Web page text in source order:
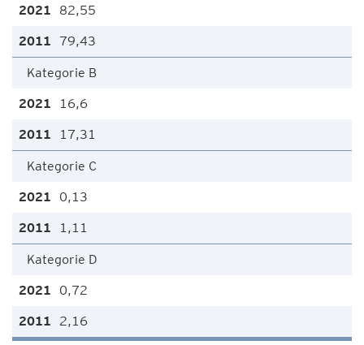
82,55
79,43
Kategorie B
16,6
17,31
Kategorie C
0,13
1,11
Kategorie D
0,72
2,16